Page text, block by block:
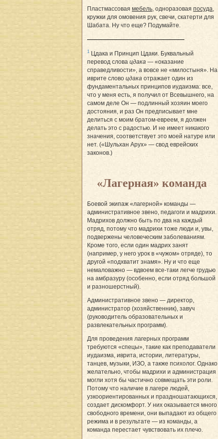
Пластмассовая мебель, одноразовая посуда,
кружки для омовения рук, свечи, скатерти для
Шабата. Ну что еще? Подумайте.
1 Цдака и Принцип Цдаки. Буквальный
перевод слова цдака — «оказание
справедливости», а вовсе не «милостыня». На
иврите слово цдака отражает один из
фундаментальных принципов иудаизма: все,
что у меня есть, я получил от Всевышнего, на
самом деле Он — подлинный хозяин моего
достояния, и раз Он предписывает мне
делиться с моим братом-евреем, я должен
делать это с радостью. И не имеет никакого
значения, соответствует это моей натуре или
нет. («Шульхан Арух» — свод еврейских
законов.)
«Лагерная» команда
Боевой экипаж «лагерной» команды —
административное звено, педагоги и мадрихи.
Мадрихов должно быть по два на каждый
отряд, потому что мадрихи тоже люди и, увы,
подвержены человеческим заболеваниям.
Кроме того, если один мадрих занят
(например, у него урок в «чужом» отряде), то
другой «подхватит знамя». Ну и что еще
немаловажно — вдвоем все-таки легче грудью
на амбразуру (особенно, если отряд большой
и разношерстный).
Административное звено — директор,
администратор (хозяйственник), завуч
(руководитель образовательных и
развлекательных программ).
Для проведения лагерных программ
требуются «спецы», такие как преподаватели
иудаизма, иврита, истории, литературы,
танцев, музыки, ИЗО, а также психолог. Однако
желательно, чтобы мадрихи и администрация
могли хотя бы частично совмещать эти роли.
Потому что наличие в лагере людей,
узкоориентированных и праздношатающихся,
создает дискомфорт. У них оказывается много
свободного времени, они выпадают из общего
режима и в результате — из команды, а
команда перестает чувствовать их плечо.